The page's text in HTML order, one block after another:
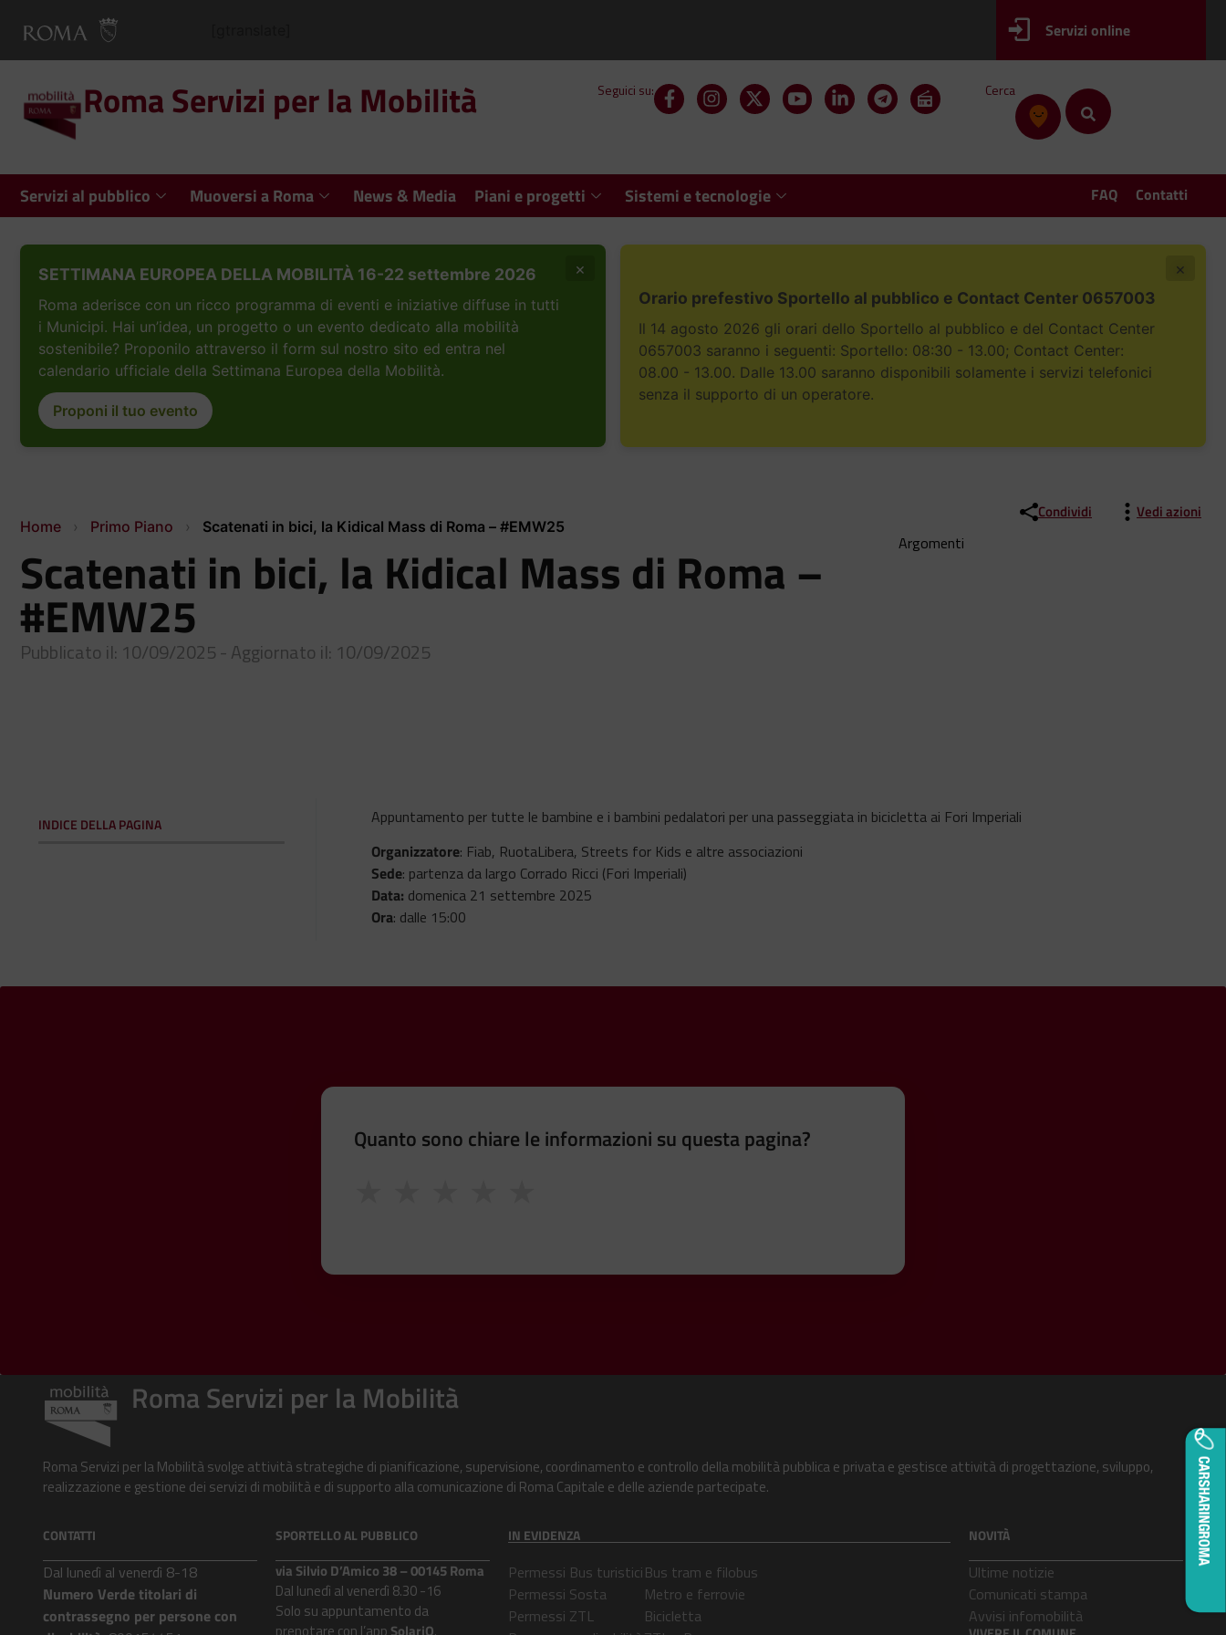
Servizi online
Roma Servizi per la Mobilità Seguici su: Cerca
Servizi al pubblico Muoversi a Roma News & Media Piani e progetti Sistemi e tecnologie FAQ Contatti
SETTIMANA EUROPEA DELLA MOBILITÀ 16-22 settembre 2026
Roma aderisce con un ricco programma di eventi e iniziative diffuse in tutti
i Municipi. Hai un’idea, un progetto o un evento dedicato alla mobilità
sostenibile? Proponilo attraverso il form sul nostro sito ed entra nel
calendario ufficiale della Settimana Europea della Mobilità.
Proponi il tuo evento
×
Orario prefestivo Sportello al pubblico e Contact Center 0657003
Il 14 agosto 2026 gli orari dello Sportello al pubblico e del Contact Center
0657003 saranno i seguenti: Sportello: 08:30 - 13.00; Contact Center:
08.00 - 13.00. Dalle 13.00 saranno disponibili solamente i servizi telefonici
senza il supporto di un operatore.
×
Home › Primo Piano › Scatenati in bici, la Kidical Mass di Roma – #EMW25
Scatenati in bici, la Kidical Mass di Roma –
#EMW25
Pubblicato il: 10/09/2025 - Aggiornato il: 10/09/2025
Condividi Vedi azioni
Argomenti
INDICE DELLA PAGINA
Appuntamento per tutte le bambine e i bambini pedalatori per una passeggiata in bicicletta ai Fori Imperiali
Organizzatore: Fiab, RuotaLibera, Streets for Kids e altre associazioni
Sede: partenza da largo Corrado Ricci (Fori Imperiali)
Data: domenica 21 settembre 2025
Ora: dalle 15:00
Quanto sono chiare le informazioni su questa pagina?
Roma Servizi per la Mobilità
Roma Servizi per la Mobilità svolge attività strategiche di pianificazione, supervisione, coordinamento e controllo della mobilità pubblica e privata e gestisce attività di progettazione, sviluppo,
realizzazione e gestione dei servizi di mobilità e di supporto alla comunicazione di Roma Capitale e delle aziende partecipate.
CONTATTI
Dal lunedì al venerdì 8-18
Numero Verde titolari di
contrassegno per persone con
SPORTELLO AL PUBBLICO
via Silvio D’Amico 38 – 00145 Roma
Dal lunedì al venerdì 8.30 -16
Solo su appuntamento da
prenotare con l’app SolariQ.
IN EVIDENZA
Permessi Bus turistici
Permessi Sosta
Permessi ZTL
Bus tram e filobus
Metro e ferrovie
Bicicletta
NOVITÀ
Ultime notizie
Comunicati stampa
Avvisi infomobilità